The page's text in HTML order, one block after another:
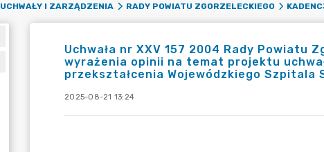
UCHWAŁY I ZARZĄDZENIA RADY POWIATU ZGORZELECKIEGO
Uchwała nr XXV 157 2004 Rady Powiatu
wyrażenia opinii na temat projektu
przekształcenia Wojewódzkiego Szpitala
2025-08-21 13:24